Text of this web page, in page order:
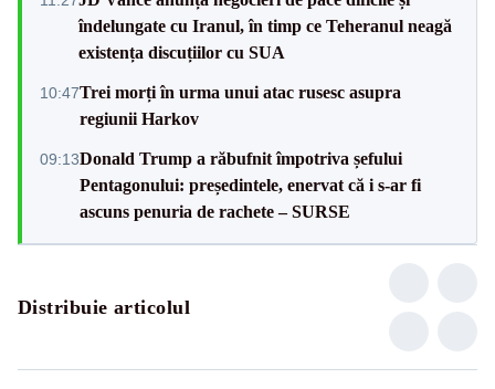
îndelungate cu Iranul, în timp ce Teheranul neagă
existența discuțiilor cu SUA
10:47Trei morți în urma unui atac rusesc asupra
regiunii Harkov
09:13Donald Trump a răbufnit împotriva șefului
Pentagonului: președintele, enervat că i s-ar fi
ascuns penuria de rachete – SURSE
Distribuie articolul